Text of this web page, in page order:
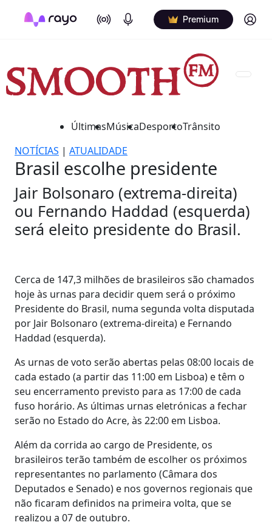
On Air Podcasts Premium Log in
ÚltimasMúsicaDesportoTrânsito
NOTÍCIAS | ATUALIDADE
Brasil escolhe presidente
Jair Bolsonaro (extrema-direita)
ou Fernando Haddad (esquerda)
será eleito presidente do Brasil.
Cerca de 147,3 milhões de brasileiros são chamados
hoje às urnas para decidir quem será o próximo
Presidente do Brasil, numa segunda volta disputada
por Jair Bolsonaro (extrema-direita) e Fernando
Haddad (esquerda).
As urnas de voto serão abertas pelas 08:00 locais de
cada estado (a partir das 11:00 em Lisboa) e têm o
seu encerramento previsto para as 17:00 de cada
fuso horário. As últimas urnas eletrónicas a fechar
serão no Estado do Acre, às 22:00 em Lisboa.
Além da corrida ao cargo de Presidente, os
brasileiros terão também de escolher os próximos
representantes no parlamento (Câmara dos
Deputados e Senado) e nos governos regionais que
não ficaram definidos na primeira volta, que se
realizou a 07 de outubro.